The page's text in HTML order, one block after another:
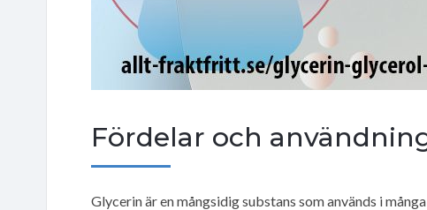
Fördelar och
Glycerin är en mångsidig substans som används i